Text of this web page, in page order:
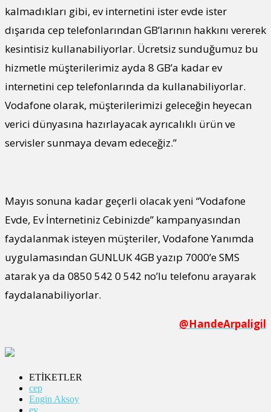
kalmadıkları gibi, ev internetini ister evde ister
dışarıda cep telefonlarından GB’larının hakkını vererek
kesintisiz kullanabiliyorlar. Ücretsiz sunduğumuz bu
hizmetle müşterilerimiz ayda 8 GB’a kadar ev
internetini cep telefonlarında da kullanabiliyorlar.
Vodafone olarak, müşterilerimizi geleceğin heyecan
verici dünyasına hazırlayacak ayrıcalıklı ürün ve
servisler sunmaya devam edeceğiz.”
Mayıs sonuna kadar geçerli olacak yeni “Vodafone
Evde, Ev İnternetiniz Cebinizde” kampanyasından
faydalanmak isteyen müşteriler, Vodafone Yanımda
uygulamasından GUNLUK 4GB yazıp 7000’e SMS
atarak ya da 0850 542 0 542 no’lu telefonu arayarak
faydalanabiliyorlar.
@HandeArpaligil
ETİKETLER
cep
Engin Aksoy
ev